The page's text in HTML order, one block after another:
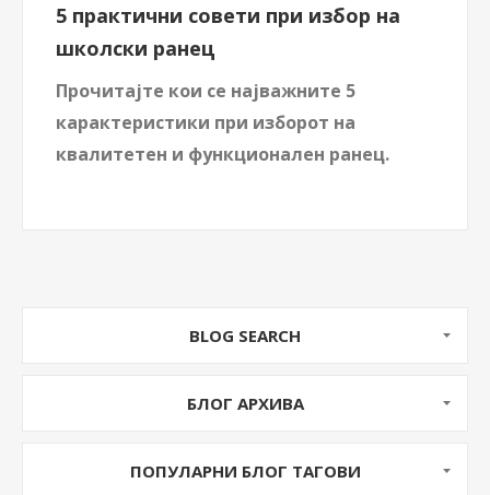
5 практични совети при избор на
школски ранец
Прочитајте кои се најважните 5
карактеристики при изборот на
квалитетен и функционален ранец.
BLOG SEARCH
БЛОГ АРХИВА
ПОПУЛАРНИ БЛОГ ТАГОВИ